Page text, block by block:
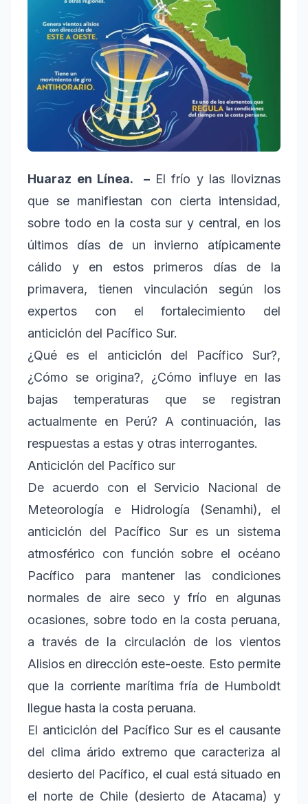
Huaraz en Línea. – El frío y las lloviznas
que se manifiestan con cierta intensidad,
sobre todo en la costa sur y central, en los
últimos días de un invierno atípicamente
cálido y en estos primeros días de la
primavera, tienen vinculación según los
expertos con el fortalecimiento del
anticiclón del Pacífico Sur.
¿Qué es el anticiclón del Pacífico Sur?,
¿Cómo se origina?, ¿Cómo influye en las
bajas temperaturas que se registran
actualmente en Perú? A continuación, las
respuestas a estas y otras interrogantes.
Anticiclón del Pacífico sur
De acuerdo con el Servicio Nacional de
Meteorología e Hidrología (Senamhi), el
anticiclón del Pacífico Sur es un sistema
atmosférico con función sobre el océano
Pacífico para mantener las condiciones
normales de aire seco y frío en algunas
ocasiones, sobre todo en la costa peruana,
a través de la circulación de los vientos
Alisios en dirección este-oeste. Esto permite
que la corriente marítima fría de Humboldt
llegue hasta la costa peruana.
El anticiclón del Pacífico Sur es el causante
del clima árido extremo que caracteriza al
desierto del Pacífico, el cual está situado en
el norte de Chile (desierto de Atacama) y